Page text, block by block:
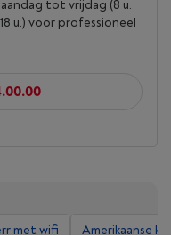
tot vrijdag (8 u.
u.) voor professioneel
met wifi Amerikaanse